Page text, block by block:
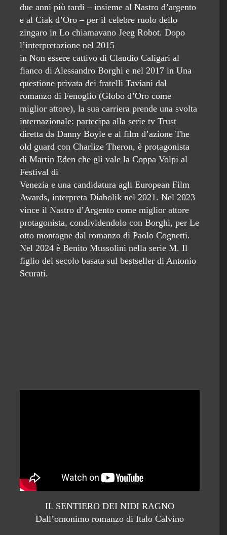
due anni più tardi – insieme al Nastro d’argento
e al Ciak d’Oro – per il celebre ruolo dello
zingaro in Lo chiamavano Jeeg Robot. Dopo
l’interpretazione nel 2015
in Non essere cattivo di Claudio Caligari al
fianco di Alessandro Borghi e nel 2017 in Una
questione privata dei fratelli Taviani dal
romanzo di Fenoglio (Globo d’Oro come
miglior attore), la sua carriera prende una svolta
internazionale: partecipa alla serie tv Trust
diretta da Danny Boyle e al film d’azione The
old guard con Charlize Theron, è protagonista
di Martin Eden che gli vale la Coppa Volpi al
Festival di
Venezia e una candidatura agli European Film
Awards, interpreta Diabolik nel 2021. Nel 2023
vince il Nastro d’Argento come miglior attore
protagonista, condividendolo con Borghi, per Le
otto montagne dal romanzo di Paolo Cognetti.
Nel 2024 è Benito Mussolini nella serie M. Il
figlio del secolo basata sul bestseller di Antonio
Scurati.
IL SENTIERO DEI NIDI RAGNO
Dall’omonimo romanzo di Italo Calvino